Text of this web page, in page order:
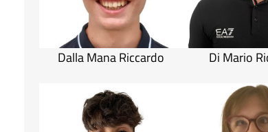
Dalla Mana Riccardo Di Mario